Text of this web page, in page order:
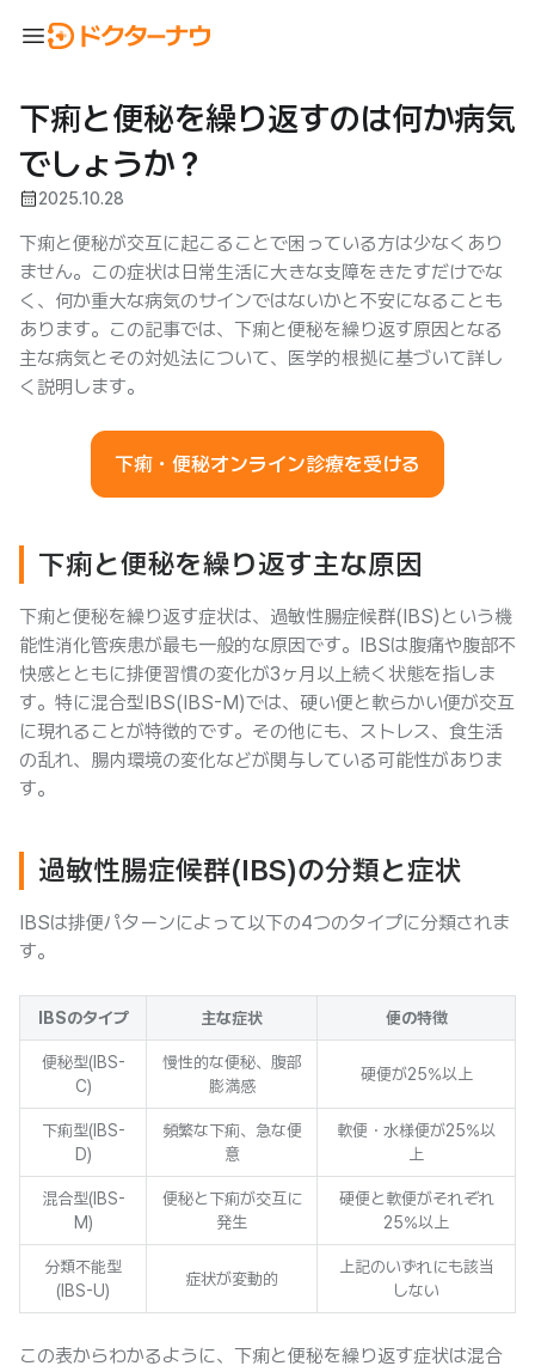
menu
下痢と便秘を繰り返すのは何か病気
でしょうか？
calendar_month2025.10.28
下痢と便秘が交互に起こることで困っている方は少なくあり
ません。この症状は日常生活に大きな支障をきたすだけでな
く、何か重大な病気のサインではないかと不安になることも
あります。この記事では、下痢と便秘を繰り返す原因となる
主な病気とその対処法について、医学的根拠に基づいて詳し
く説明します。
下痢・便秘オンライン診療を受ける
下痢と便秘を繰り返す主な原因
下痢と便秘を繰り返す症状は、過敏性腸症候群(IBS)という機
能性消化管疾患が最も一般的な原因です。IBSは腹痛や腹部不
快感とともに排便習慣の変化が3ヶ月以上続く状態を指しま
す。特に混合型IBS(IBS-M)では、硬い便と軟らかい便が交互
に現れることが特徴的です。その他にも、ストレス、食生活
の乱れ、腸内環境の変化などが関与している可能性がありま
す。
過敏性腸症候群(IBS)の分類と症状
IBSは排便パターンによって以下の4つのタイプに分類されま
す。
IBSのタイプ 主な症状 便の特徴
便秘型(IBS-
C)
慢性的な便秘、腹部
膨満感
硬便が25%以上
下痢型(IBS-
D)
頻繁な下痢、急な便
意
軟便・水様便が25%以
上
混合型(IBS-
M)
便秘と下痢が交互に
発生
硬便と軟便がそれぞれ
25%以上
分類不能型
(IBS-U)
症状が変動的
上記のいずれにも該当
しない
この表からわかるように、下痢と便秘を繰り返す症状は混合